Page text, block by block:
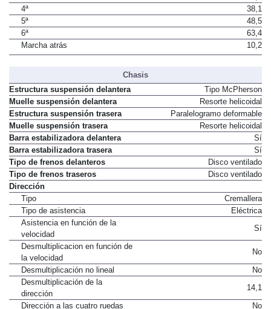
3ª
27,2
4ª
38,1
5ª
48,5
6ª
63,4
Marcha atrás
10,2
Chasis
Estructura suspensión delantera
Tipo McPherson
Muelle suspensión delantera
Resorte helicoidal
Estructura suspensión trasera
Paralelogramo deformable
Muelle suspensión trasera
Resorte helicoidal
Barra estabilizadora delantera
Sí
Barra estabilizadora trasera
Sí
Tipo de frenos delanteros
Disco ventilado
Tipo de frenos traseros
Dirección
Tipo
Cremallera
Tipo de asistencia
Asistencia en función de la
velocidad
Sí
Desmultiplicacion en función de
la velocidad
No
Desmultiplicación no lineal
Desmultiplicación de la
dirección
14,1